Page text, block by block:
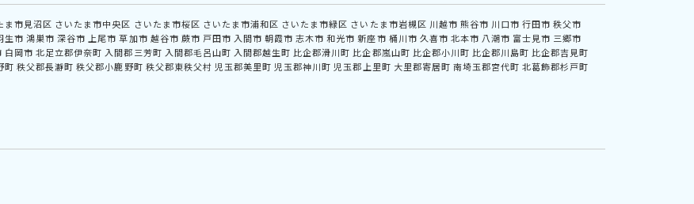
ま市見沼区 さいたま市中央区 さいたま市桜区 さいたま市浦和区 さいたま市緑区 さいたま市岩槻区 川越市 熊谷市 川口市 行田市 秩父市
生市 鴻巣市 深谷市 上尾市 草加市 越谷市 蕨市 戸田市 入間市 朝霞市 志木市 和光市 新座市 桶川市 久喜市 北本市 八潮市 富士見市 三郷市
白岡市 北足立郡伊奈町 入間郡三芳町 入間郡毛呂山町 入間郡越生町 比企郡滑川町 比企郡嵐山町 比企郡小川町 比企郡川島町 比企郡吉見町
町 秩父郡長瀞町 秩父郡小鹿野町 秩父郡東秩父村 児玉郡美里町 児玉郡神川町 児玉郡上里町 大里郡寄居町 南埼玉郡宮代町 北葛飾郡杉戸町